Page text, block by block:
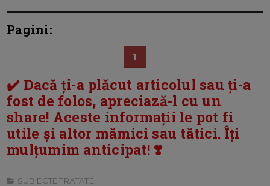
Pagini:
1
✔️ Dacă ți-a plăcut articolul sau ți-a
fost de folos, apreciază-l cu un
share! Aceste informații le pot fi
utile și altor mămici sau tătici. Îți
mulțumim anticipat! ❣️
SUBIECTE TRATATE: